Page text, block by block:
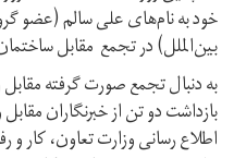
خود به نام‌های علی‌ سالم (عضو
بین‌الملل) در تجمع مقابل
به دنبال تجمع صورت گرفته
بازداشت دو تن از خبرنگاران
اطلاع رسانی وزارت تعاون، کار و